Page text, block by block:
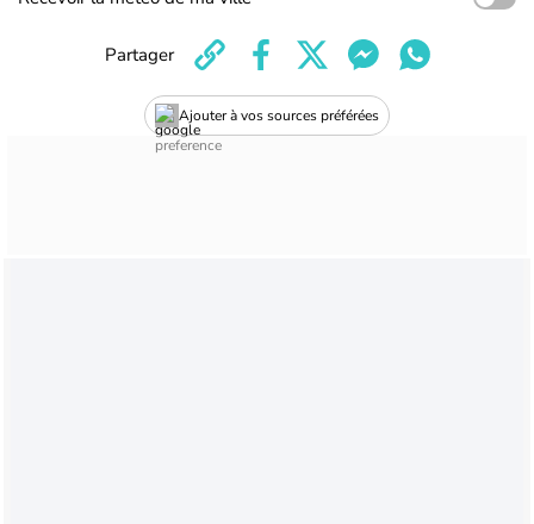
Ajouter à vos sources préférées
Partager